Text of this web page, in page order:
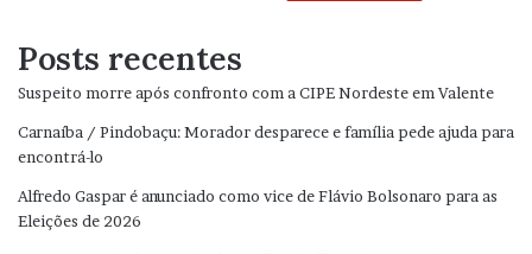
Posts recentes
Suspeito morre após confronto com a CIPE Nordeste em Valente
Carnaíba / Pindobaçu: Morador desparece e família pede ajuda para
encontrá-lo
Alfredo Gaspar é anunciado como vice de Flávio Bolsonaro para as
Eleições de 2026